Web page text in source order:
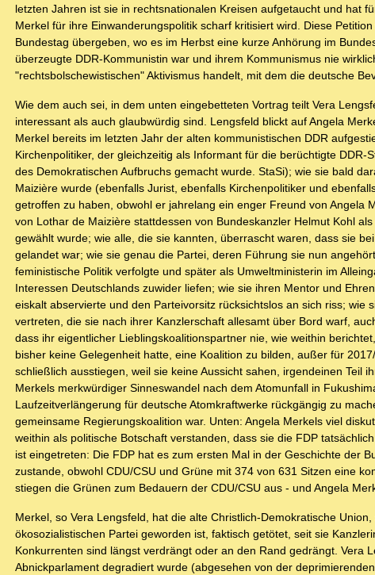
letzten Jahren ist sie in rechtsnationalen Kreisen aufgetaucht und hat
Merkel für ihre Einwanderungspolitik scharf kritisiert wird. Diese
Bundestag übergeben, wo es im Herbst eine kurze Anhörung im
überzeugte DDR-Kommunistin war und ihrem Kommunismus nie
"rechtsbolschewistischen" Aktivismus handelt, mit dem die deutsche
Wie dem auch sei, in dem unten eingebetteten Vortrag teilt Vera
interessant als auch glaubwürdig sind. Lengsfeld blickt auf Angela
Merkel bereits im letzten Jahr der alten kommunistischen DDR
Kirchenpolitiker, der gleichzeitig als Informant für die berüchtigte
des Demokratischen Aufbruchs gemacht wurde. StaSi); wie sie bald
Maizière wurde (ebenfalls Jurist, ebenfalls Kirchenpolitiker und
getroffen zu haben, obwohl er jahrelang ein enger Freund von Angela
von Lothar de Maizière stattdessen von Bundeskanzler Helmut Kohl
gewählt wurde; wie alle, die sie kannten, überrascht waren, dass sie
gelandet war; wie sie genau die Partei, deren Führung sie nun
feministische Politik verfolgte und später als Umweltministerin im
Interessen Deutschlands zuwider liefen; wie sie ihren Mentor und
eiskalt abservierte und den Parteivorsitz rücksichtslos an sich riss;
vertreten, die sie nach ihrer Kanzlerschaft allesamt über Bord warf,
dass ihr eigentlicher Lieblingskoalitionspartner nie, wie weithin
bisher keine Gelegenheit hatte, eine Koalition zu bilden, außer für
schließlich ausstiegen, weil sie keine Aussicht sahen, irgendeinen Teil
Merkels merkwürdiger Sinneswandel nach dem Atomunfall in
Laufzeitverlängerung für deutsche Atomkraftwerke rückgängig zu
gemeinsame Regierungskoalition war. Unten: Angela Merkels viel
weithin als politische Botschaft verstanden, dass sie die FDP
ist eingetreten: Die FDP hat es zum ersten Mal in der Geschichte der
zustande, obwohl CDU/CSU und Grüne mit 374 von 631 Sitzen eine
stiegen die Grünen zum Bedauern der CDU/CSU aus - und Angela
Merkel, so Vera Lengsfeld, hat die alte Christlich-Demokratische
ökosozialistischen Partei geworden ist, faktisch getötet, seit sie
Konkurrenten sind längst verdrängt oder an den Rand gedrängt. Vera
Abnickparlament degradiert wurde (abgesehen von der